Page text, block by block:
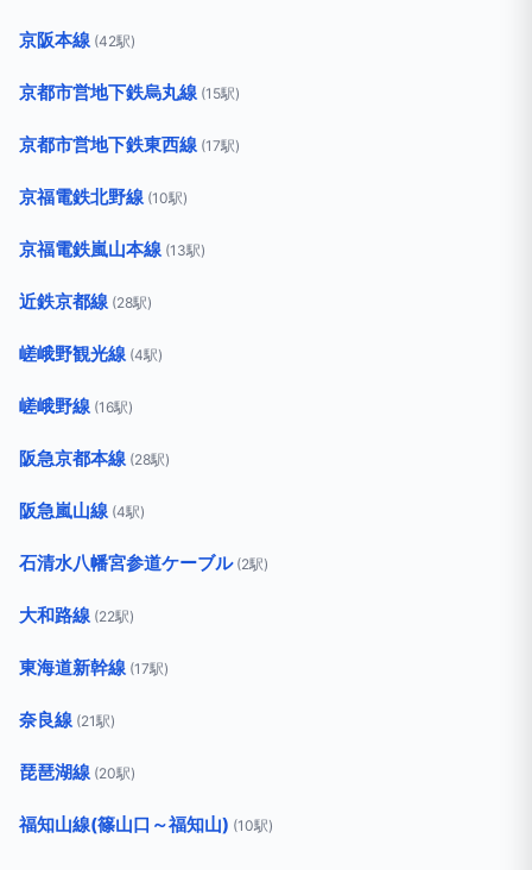
京阪本線 (42駅)
京都市営地下鉄烏丸線 (15駅)
京都市営地下鉄東西線 (17駅)
京福電鉄北野線 (10駅)
京福電鉄嵐山本線 (13駅)
近鉄京都線 (28駅)
嵯峨野観光線 (4駅)
嵯峨野線 (16駅)
阪急京都本線 (28駅)
阪急嵐山線 (4駅)
石清水八幡宮参道ケーブル (2駅)
大和路線 (22駅)
東海道新幹線 (17駅)
奈良線 (21駅)
琵琶湖線 (20駅)
福知山線(篠山口～福知山) (10駅)